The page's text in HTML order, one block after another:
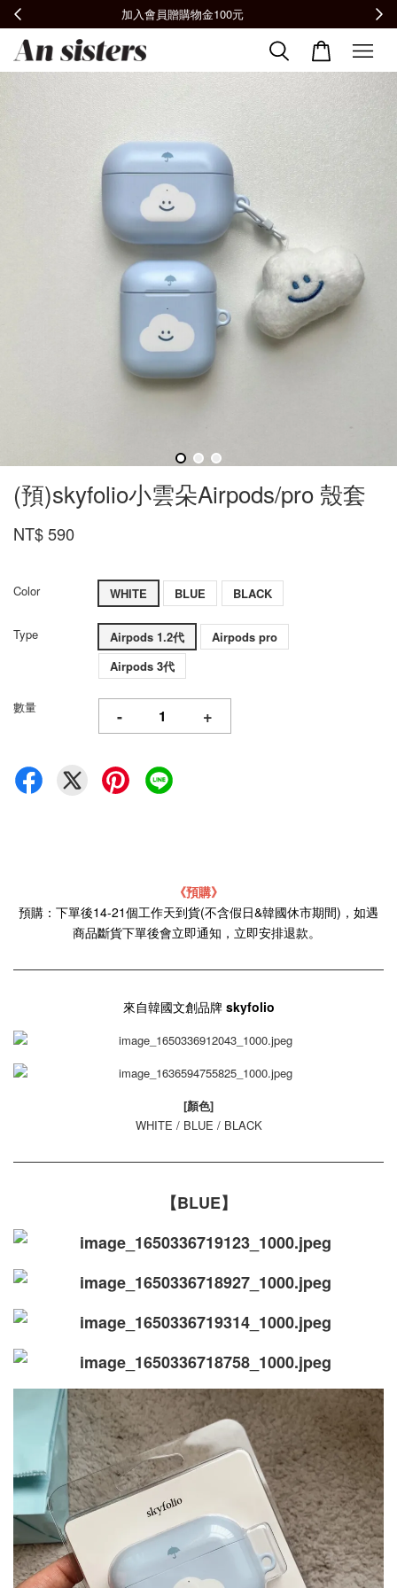
全館滿2000免運📦
(預)skyfolio小雲朵Airpods/pro 殼套
NT$ 590
Color WHITE BLUE BLACK
Type Airpods 1.2代
Airpods pro
Airpods 3代
數量 - +
《預購》
預購：下單後14-21個工作天到貨(不含假日&韓國休市期間)，如遇
商品斷貨下單後會立即通知，立即安排退款。
來自韓國文創品牌 skyfolio
[顏色]
WHITE / BLUE / BLACK
【BLUE】